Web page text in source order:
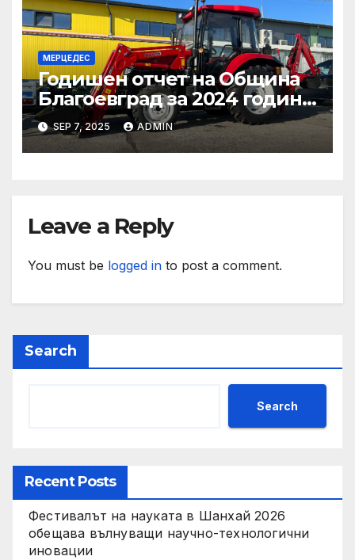
съвестно
МЕРЦЕДЕС
Годишен отчет на Община
Благоевград за 2024 година:
Стабилно финансово
състояние, ръст на
приходите и напредък в
социални проекти
SEP 7, 2025 ADMIN
Leave a Reply
You must be logged in to post a comment.
Search
Search
Recent Posts
Фестивалът на науката в Шанхай 2026
обещава вълнуващи научно-технологични
иновации